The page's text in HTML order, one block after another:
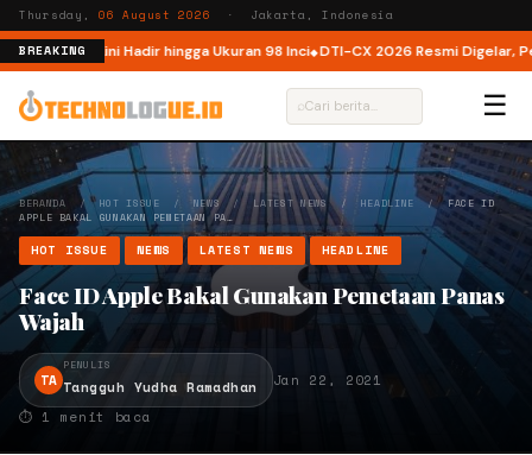
Thursday,06 August 2026 · Jakarta, Indonesia
BREAKINGKini Hadir hingga Ukuran 98 Inci DTI-CX 2026 Resmi Digelar,
⌕ ☰
BERANDA / HOT ISSUE /NEWS/LATEST NEWS / HEADLINE / FACE ID
APPLE BAKAL GUNAKAN PEMETAAN PA…
HOT ISSUE NEWS LATEST NEWS HEADLINE
Face ID Apple Bakal Gunakan Pemetaan Panas
Wajah
TA
PENULIS
Tangguh Yudha Ramadhan
Jan 22, 2021
⏱ 1 menit baca